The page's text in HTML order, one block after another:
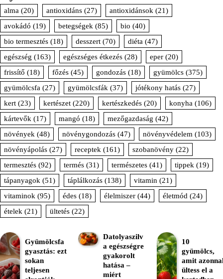
alma (20) antioxidáns (27) antioxidánsok (21)
avokádó (19) betegségek (85) bio (40)
bio termesztés (18) desszert (70) diéta (47)
egészség (163) egészséges étkezés (28) eper (20)
frissítő (18) főzés (45) gondozás (18) gyümölcs (375)
gyümölcsfa (27) gyümölcsfák (37) jótékony hatás (27)
kert (23) kertészet (220) kertészkedés (20) konyha (106)
kártevők (17) mangó (18) mezőgazdaság (42)
növények (48) növénygondozás (47) növényvédelem (103)
növényápolás (27) receptek (161) szobanövény (22)
termesztés (92) termés (31) természetes (41) tippek (19)
tápanyagok (51) táplálkozás (138) vitamin (21)
vitaminok (95) édes (18) élelmiszer (44) életmód (24)
ételek (21) ültetés (22)
Gyümölcsfa
gyasztás: ezt
sokan
teljesen
Datolyaszilv
a egészségre
gyakorolt
hatása –
miért
10
gyümölcs,
amit
ültess el a